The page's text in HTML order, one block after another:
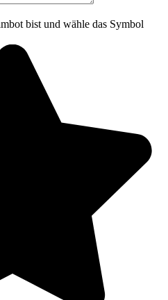
bist und wähle das Symbol